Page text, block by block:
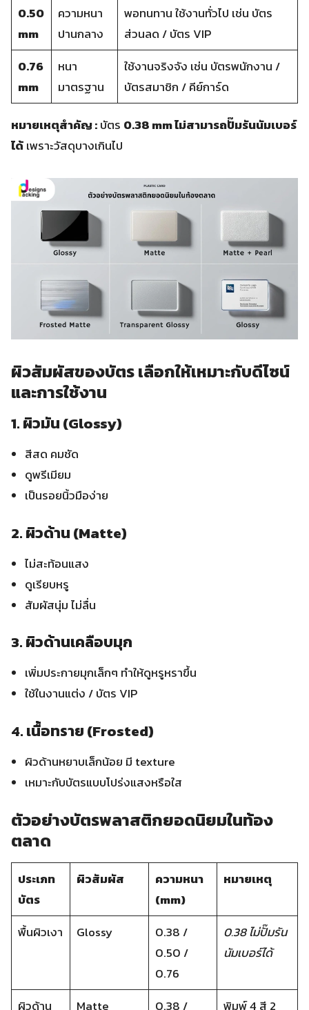
0.50
mm
ความหนา
ปานกลาง
พอทนทาน ใช้งานทั่วไป เช่น บัตร
ส่วนลด / บัตร VIP
0.76
mm
หนา
มาตรฐาน
ใช้งานจริงจัง เช่น บัตรพนักงาน /
บัตรสมาชิก / คีย์การ์ด
หมายเหตุสำคัญ :บัตร 0.38 mm ไม่สามารถปั๊มรันนัมเบอร์
ได้เพราะวัสดุบางเกินไป
ผิวสัมผัสของบัตร เลือกให้เหมาะกับดีไซน์
และการใช้งาน
1. ผิวมัน (Glossy)
สีสด คมชัด
ดูพรีเมียม
เป็นรอยนิ้วมือง่าย
2. ผิวด้าน (Matte)
ไม่สะท้อนแสง
ดูเรียบหรู
สัมผัสนุ่ม ไม่ลื่น
3. ผิวด้านเคลือบมุก
เพิ่มประกายมุกเล็กๆ ทำให้ดูหรูหราขึ้น
ใช้ในงานแต่ง / บัตร VIP
4. เนื้อทราย (Frosted)
ผิวด้านหยาบเล็กน้อย มี texture
เหมาะกับบัตรแบบโปร่งแสงหรือใส
ตัวอย่างบัตรพลาสติกยอดนิยมในท้อง
ตลาด
ประเภท
บัตร
ผิวสัมผัส
ความหนา
(mm)
หมายเหตุ
พื้นผิวเงา Glossy
0.38 /
0.50 /
0.76
0.38 ไม่ปั๊มรัน
นัมเบอร์ได้
ผิวด้าน Matte 0.38 / พิมพ์ 4 สี 2